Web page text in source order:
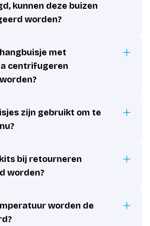
kunnen deze buizen
worden?
met
centrifugeren
zijn gebruikt om te
bij retourneren
worden?
worden de